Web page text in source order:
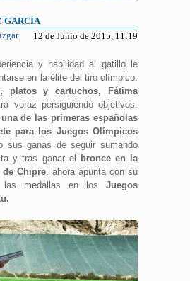
GARCÍA
12 de Junio de 2015, 11:19
y habilidad al gatillo le
en la élite del tiro olímpico.
platos y cartuchos, Fátima
voraz persiguiendo objetivos.
una de las primeras españolas
para los Juegos Olímpicos
sus ganas de seguir sumando
y tras ganar el
bronce en la
Chipre, ahora apunta con su
las medallas en los Juegos